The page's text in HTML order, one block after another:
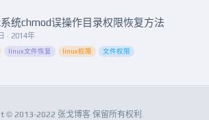
· 2014年
统chmod误操作目录权限恢复方法
linux文件恢复 linux权限 文件权限
© 2013-2022 张戈博客 保留所有权利.